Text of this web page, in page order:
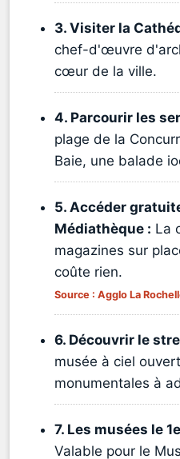
3. Visiter la
chef-d'œuvre
cœur de la ville.
4. Parcourir les
plage de la
Baie, une balade
5. Accéder
Médiathèque : La
magazines sur
coûte rien.
Source : Agglo La
6. Découvrir le
musée à ciel
monumentales à
7. Les musées le
Valable pour le